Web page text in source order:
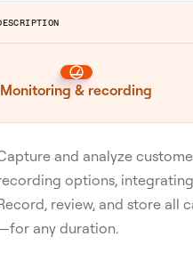
Monitoring & recording
and analyze
options, integrating
review, and store all
any duration.